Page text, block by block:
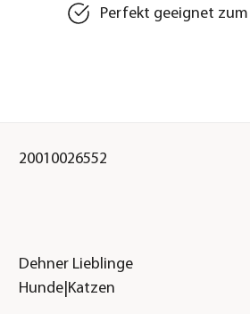
Perfekt geeignet zum
20010026552
Dehner Lieblinge
Hunde|Katzen